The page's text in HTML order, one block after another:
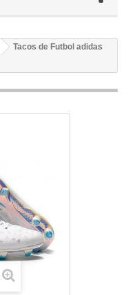
Tacos de Futbol adidas